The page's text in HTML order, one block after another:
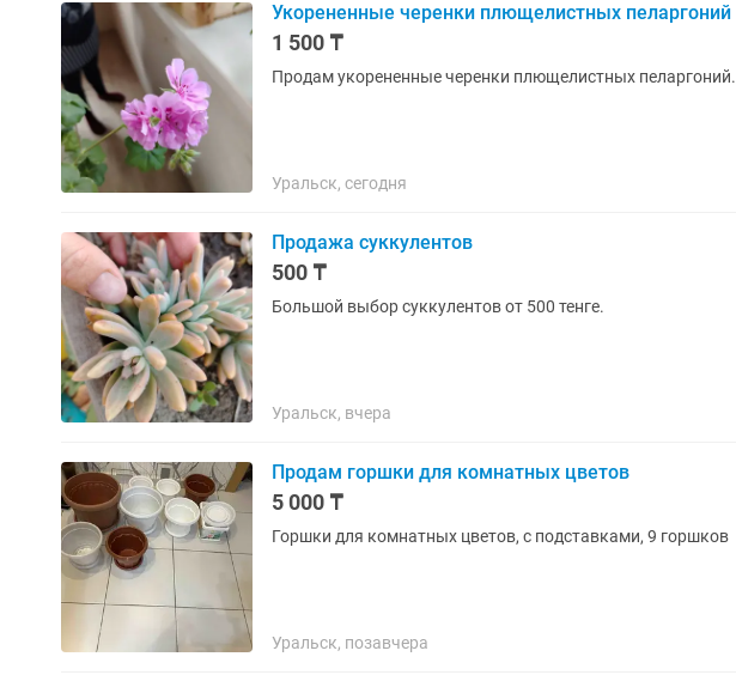
Укорененные черенки плющелистных пеларгоний
1 500 ₸
Продам укорененные черенки плющелистных пеларгоний.
Уральск, сегодня
Продажа суккулентов
500 ₸
Большой выбор суккулентов от 500 тенге.
Уральск, вчера
Продам горшки для комнатных цветов
5 000 ₸
Горшки для комнатных цветов, с подставками, 9 горшков
Уральск, позавчера